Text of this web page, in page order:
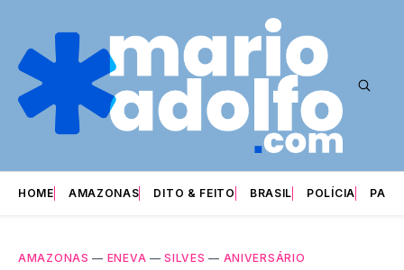
HOME AMAZONAS DITO & FEITO BRASIL POLÍCIA
AMAZONAS — ENEVA —SILVES — ANIVERSÁRIO